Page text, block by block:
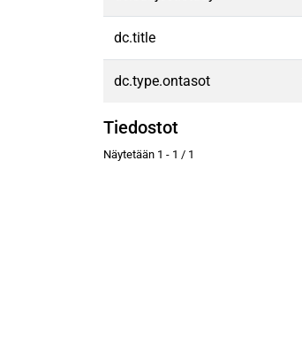
dc.title
dc.type.ontasot
Tiedostot
Näytetään 1 - 1 / 1